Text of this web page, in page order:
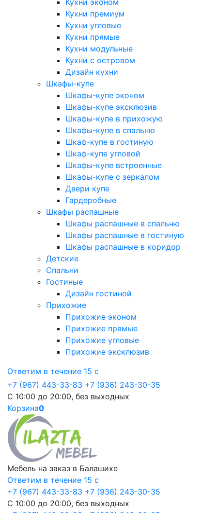
Кухни эконом
Кухни премиум
Кухни угловые
Кухни прямые
Кухни модульные
Кухни с островом
Дизайн кухни
Шкафы-купе
Шкафы-купе эконом
Шкафы-купе эксклюзив
Шкафы-купе в прихожую
Шкафы-купе в спальню
Шкаф-купе в гостиную
Шкаф-купе угловой
Шкафы-купе встроенные
Шкафы-купе с зеркалом
Двери купе
Гардеробные
Шкафы распашные
Шкафы распашные в спальню
Шкафы распашные в гостиную
Шкафы распашные в коридор
Детские
Спальни
Гостиные
Дизайн гостиной
Прихожие
Прихожие эконом
Прихожие прямые
Прихожие угловые
Прихожие эксклюзив
Ответим в течение 15 с
+7 (967) 443-33-83 +7 (936) 243-30-35
С 10:00 до 20:00, без выходных
Корзина0
Мебель на заказ в Балашихе
Ответим в течение 15 с
+7 (967) 443-33-83 +7 (936) 243-30-35
С 10:00 до 20:00, без выходных